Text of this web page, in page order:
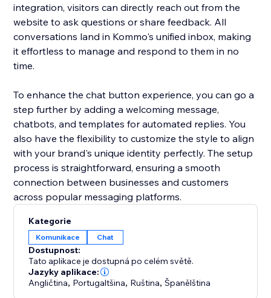
integration, visitors can directly reach out from the
website to ask questions or share feedback. All
conversations land in Kommo's unified inbox, making
it effortless to manage and respond to them in no
time.
To enhance the chat button experience, you can go a
step further by adding a welcoming message,
chatbots, and templates for automated replies. You
also have the flexibility to customize the style to align
with your brand's unique identity perfectly. The setup
process is straightforward, ensuring a smooth
connection between businesses and customers
across popular messaging platforms.
Kategorie
Komunikace Chat
Dostupnost:
Tato aplikace je dostupná po celém světě.
Jazyky aplikace:
Angličtina, Portugaltšina, Ruština,Španělština